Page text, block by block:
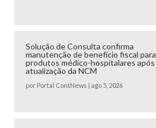
Solução de Consulta confirma
manutenção de benefício fiscal para
produtos médico-hospitalares após
atualização da NCM
por Portal ContNews ago 5, 2026